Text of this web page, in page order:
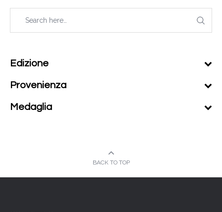
Edizione
Provenienza
Medaglia
BACK TO TOP